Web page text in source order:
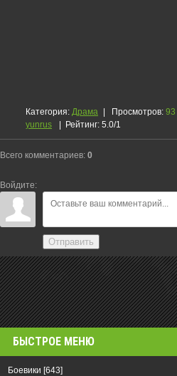
Категория: Драма | Просмотров: 93
yunrus
| Рейтинг: 5.0/1
Всего комментариев: 0
Войдите:
Отправить
БЫСТРОЕ МЕНЮ
Боевики [643]